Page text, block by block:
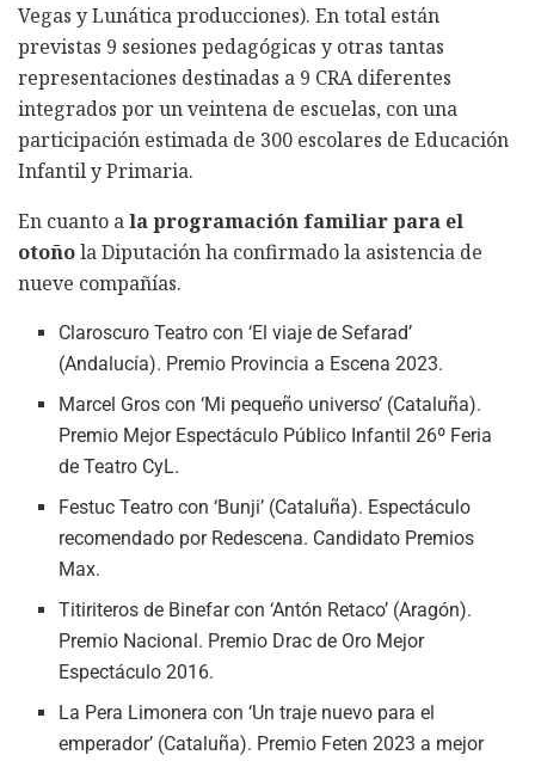
Vegas y Lunática producciones). En total están
previstas 9 sesiones pedagógicas y otras tantas
representaciones destinadas a 9 CRA diferentes
integrados por un veintena de escuelas, con una
participación estimada de 300 escolares de Educación
Infantil y Primaria.
En cuanto ala programación familiar para el
otoñola Diputación ha confirmado la asistencia de
nueve compañías.
Claroscuro Teatro con ‘El viaje de Sefarad’
(Andalucía). Premio Provincia a Escena 2023.
Marcel Gros con ‘Mi pequeño universo’ (Cataluña).
Premio Mejor Espectáculo Público Infantil 26º Feria
de Teatro CyL.
Festuc Teatro con ‘Bunji’ (Cataluña). Espectáculo
recomendado por Redescena. Candidato Premios
Max.
Titiriteros de Binefar con ‘Antón Retaco’ (Aragón).
Premio Nacional. Premio Drac de Oro Mejor
Espectáculo 2016.
La Pera Limonera con ‘Un traje nuevo para el
emperador’ (Cataluña). Premio Feten 2023 a mejor